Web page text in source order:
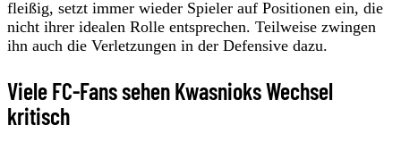
fleißig, setzt immer wieder Spieler auf Positionen ein, die
nicht ihrer idealen Rolle entsprechen. Teilweise zwingen
ihn auch die Verletzungen in der Defensive dazu.
Viele FC-Fans sehen Kwasnioks Wechsel
kritisch